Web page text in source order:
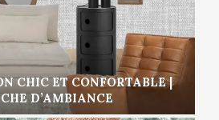
CHIC ET CONFORTABLE |
D’AMBIANCE